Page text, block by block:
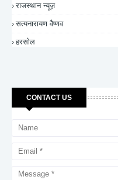
राजस्थान न्यूज़
सत्यनारायण वैष्णव
हरसोल
CONTACT US